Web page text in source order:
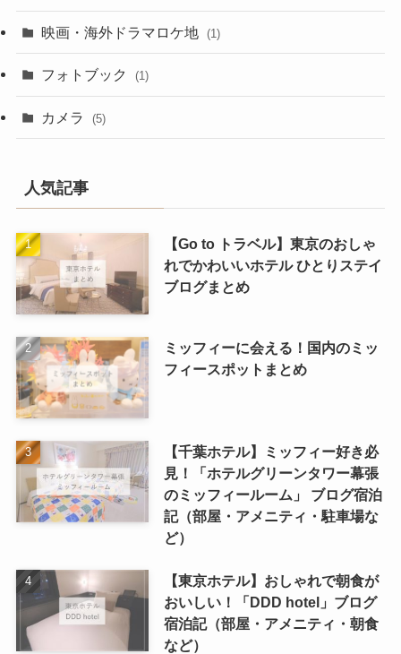
映画・海外ドラマロケ地 (1)
フォトブック (1)
カメラ (5)
人気記事
【Go to トラベル】東京のおしゃ
れでかわいいホテル ひとりステイ
ブログまとめ
ミッフィーに会える！国内のミッ
フィースポットまとめ
【千葉ホテル】ミッフィー好き必
見！「ホテルグリーンタワー幕張
のミッフィールーム」 ブログ宿泊
記（部屋・アメニティ・駐車場な
ど）
【東京ホテル】おしゃれで朝食が
おいしい！「DDD hotel」ブログ
宿泊記（部屋・アメニティ・朝食
など）